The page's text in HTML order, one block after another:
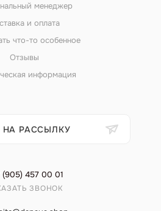
менеджер
и оплата
что-то особенное
Отзывы
информация
НА РАССЫЛКУ
(905) 457 00 01
ЗВОНОК